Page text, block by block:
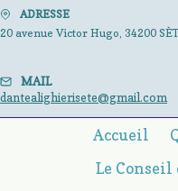
ADRESSE
20 avenue Victor Hugo, 34200
MAIL
dantealighierisete@gmail.com
Accueil
Le